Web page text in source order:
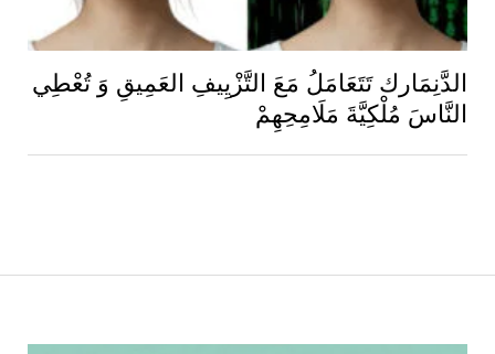
الدَّنِمَارك تَتَعَامَلُ مَعَ التَّزْيِيفِ العَمِيقِ وَ تُعْطِي
النَّاسَ مُلْكِيَّةَ مَلَامِحِهِمْ